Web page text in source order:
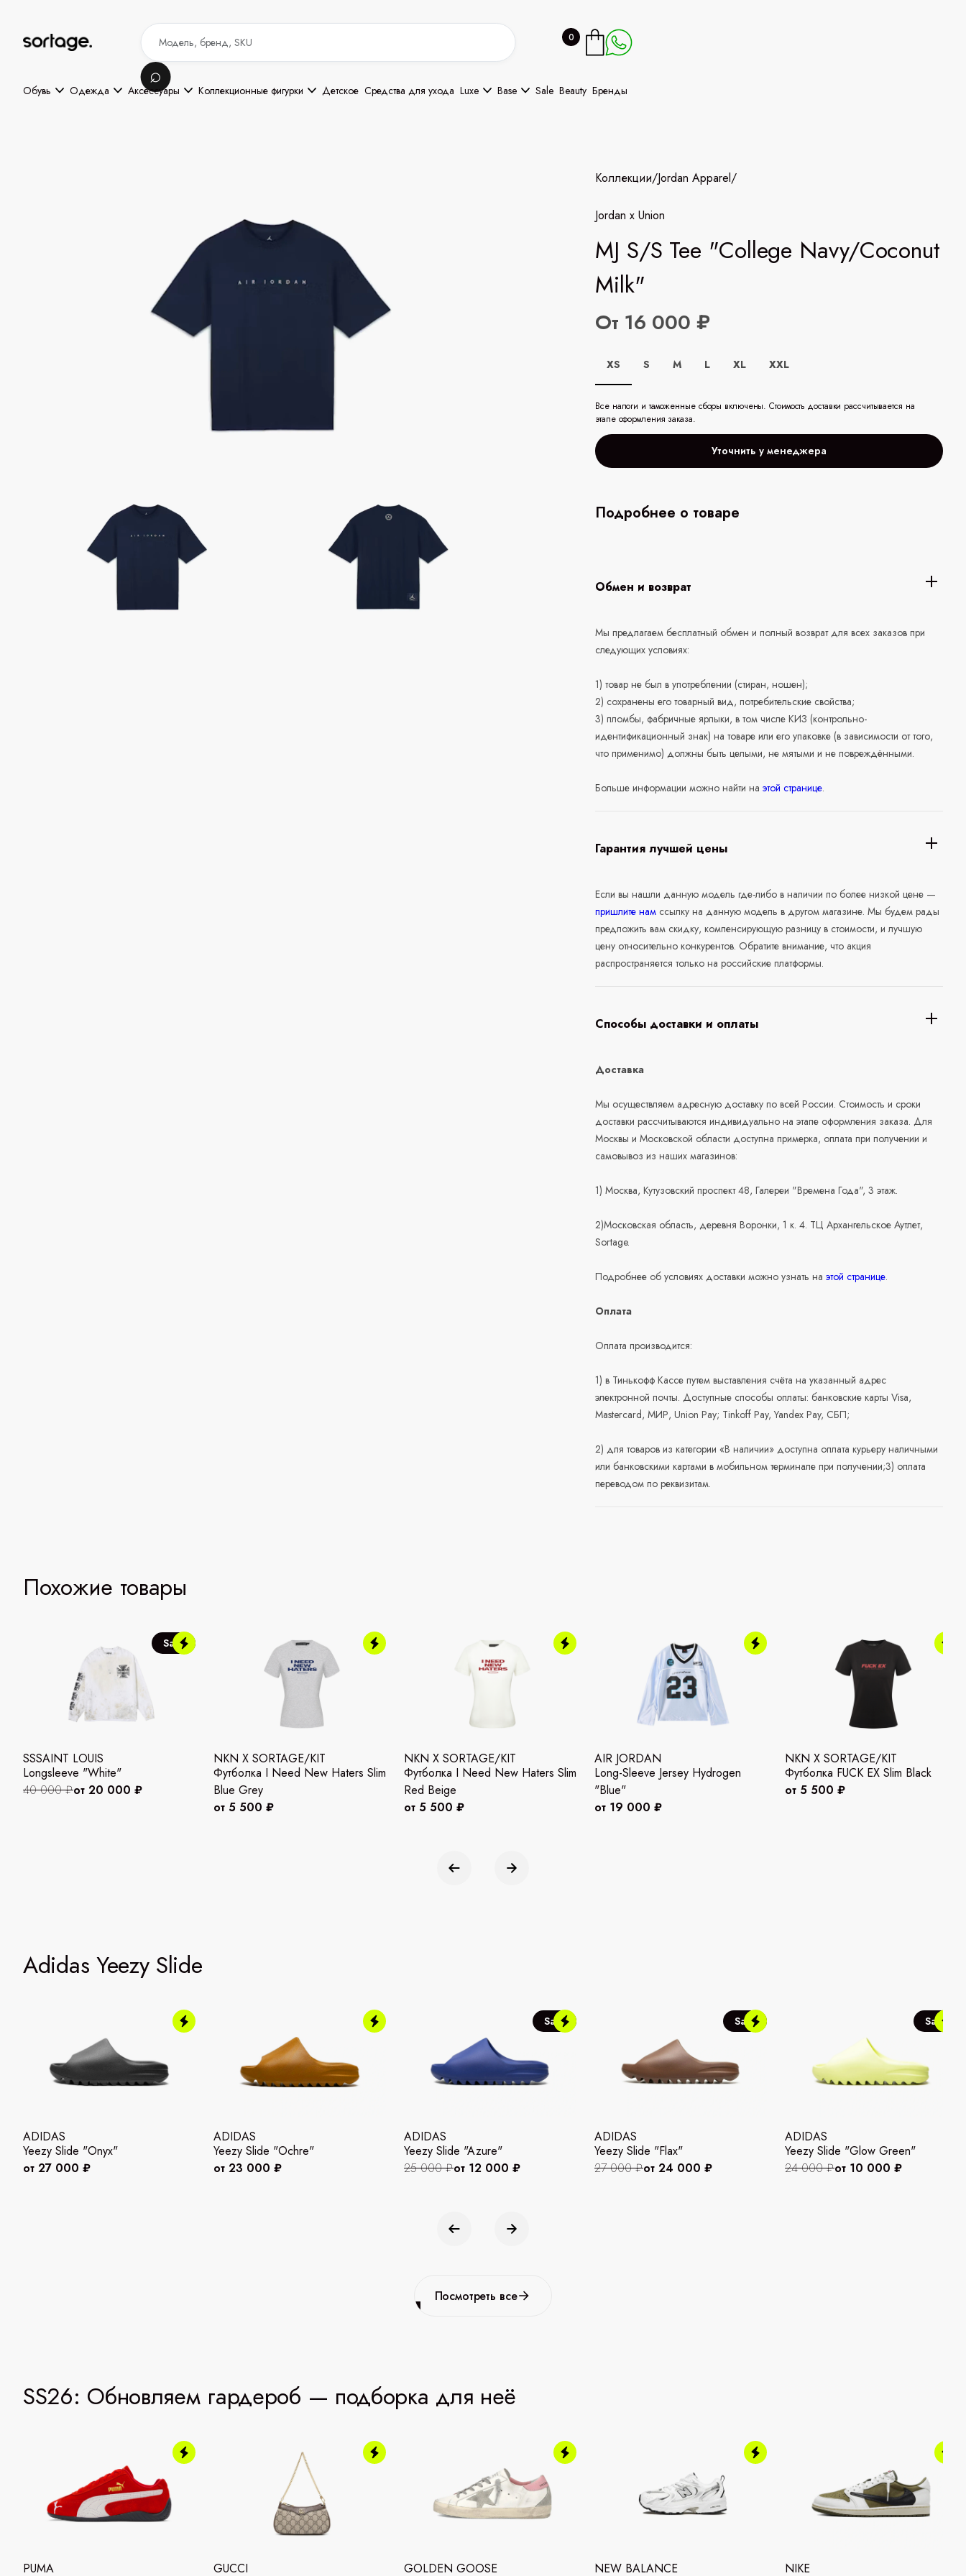
0
Обувь Одежда Аксессуары Коллекционные фигурки Детское Средства для ухода Luxe Base Sale Beauty Бренды
Коллекции/Jordan Apparel/
Jordan x Union
MJ S/S Tee "College Navy/Coconut
Milk"
От 16 000 ₽
XS S M L XL XXL
Все налоги и таможенные сборы включены. Стоимость доставки рассчитывается на
этапе оформления заказа.
Уточнить у менеджера
Подробнее о товаре
Обмен и возврат
Мы предлагаем бесплатный обмен и полный возврат для всех заказов при
следующих условиях:
1) товар не был в употреблении (стиран, ношен);
2) сохранены его товарный вид, потребительские свойства;
3) пломбы, фабричные ярлыки, в том числе КИЗ (контрольно-
идентификационный знак) на товаре или его упаковке (в зависимости от того,
что применимо) должны быть целыми, не мятыми и не повреждёнными.
Больше информации можно найти наэтой странице.
Гарантия лучшей цены
Если вы нашли данную модель где-либо в наличии по более низкой цене —
пришлите нам ссылку на данную модель в другом магазине. Мы будем рады
предложить вам скидку, компенсирующую разницу в стоимости, и лучшую
цену относительно конкурентов. Обратите внимание, что акция
распространяется только на российские платформы.
Способы доставки и оплаты
Доставка
Мы осуществляем адресную доставку по всей России. Стоимость и сроки
доставки рассчитываются индивидуально на этапе оформления заказа. Для
Москвы и Московской области доступна примерка, оплата при получении и
самовывоз из наших магазинов:
1) Москва, Кутузовский проспект 48, Галереи "Времена Года", 3 этаж.
2)Московская область, деревня Воронки, 1 к. 4. ТЦ Архангельское Аутлет,
Sortage.
Подробнее об условиях доставки можно узнать наэтой странице.
Оплата
Оплата производится:
1) в Тинькофф Кассе путем выставления счёта на указанный адрес
электронной почты. Доступные способы оплаты: банковские карты Visa,
Mastercard, МИР, Union Pay; Tinkoff Pay, Yandex Pay, СБП;
2) для товаров из категории «В наличии» доступна оплата курьеру наличными
или банковскими картами в мобильном терминале при получении;3) оплата
переводом по реквизитам.
Похожие товары
Sale
SSSAINT LOUIS
Longsleeve "White"
40 000 ₽от 20 000 ₽
NKN X SORTAGE/KIT
Футболка I Need New Haters Slim
Blue Grey
от 5 500 ₽
NKN X SORTAGE/KIT
Футболка I Need New Haters Slim
Red Beige
от 5 500 ₽
AIR JORDAN
Long-Sleeve Jersey Hydrogen
"Blue"
от 19 000 ₽
NKN X SORTAGE/KIT
Футболка FUCK EX Slim Black
от 5 500 ₽
Adidas Yeezy Slide
ADIDAS
Yeezy Slide "Onyx"
от 27 000 ₽
ADIDAS
Yeezy Slide "Ochre"
от 23 000 ₽
Sale
ADIDAS
Yeezy Slide "Azure"
25 000 ₽от 12 000 ₽
Sale
ADIDAS
Yeezy Slide "Flax"
27 000 ₽от 24 000 ₽
Sale
ADIDAS
Yeezy Slide "Glow Green"
24 000 ₽от 10 000 ₽
Посмотреть все
SS26: Обновляем гардероб — подборка для неё
PUMA
GUCCI
GOLDEN GOOSE
NEW BALANCE
NIKE